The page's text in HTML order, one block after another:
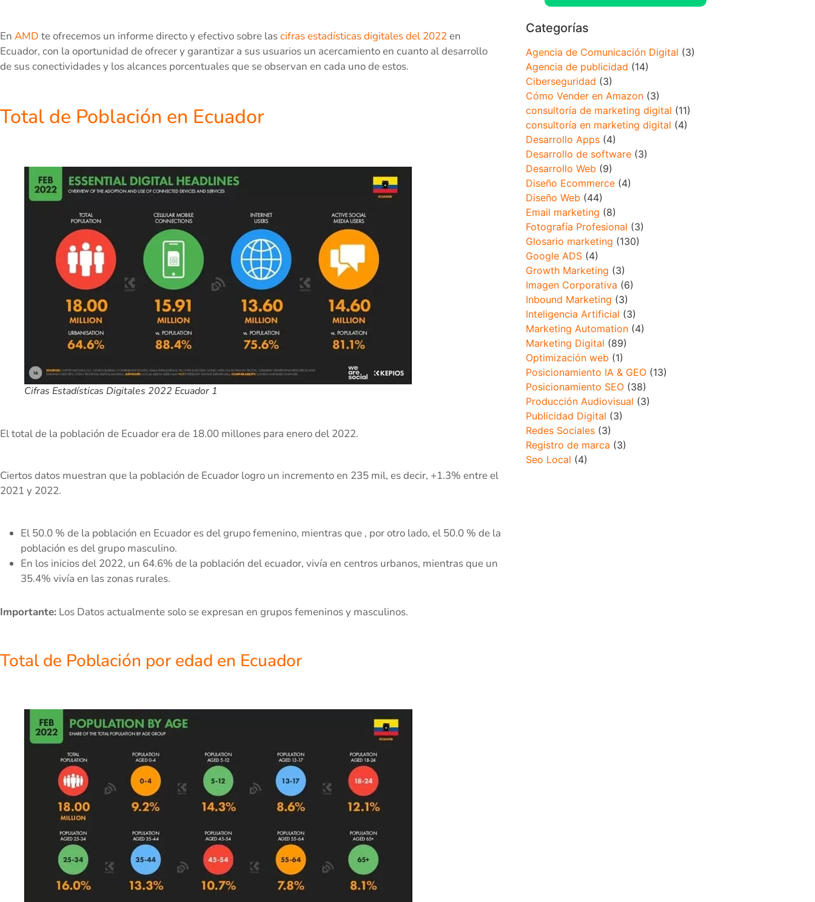
En AMD te ofrecemos un informe directo y efectivo sobre lascifras estadísticas digitales del 2022en
Ecuador, con la oportunidad de ofrecer y garantizar a sus usuarios un acercamiento en cuanto al desarrollo
de sus conectividades y los alcances porcentuales que se observan en cada uno de estos.
Total de Población en Ecuador
Cifras Estadísticas Digitales 2022 Ecuador 1
El total de la población de Ecuador era de 18.00 millones para enero del 2022.
Ciertos datos muestran que la población de Ecuador logro un incremento en 235 mil, es decir, +1.3% entre el
2021 y 2022.
El 50.0 % de la población en Ecuador es del grupo femenino, mientras que , por otro lado, el 50.0 % de la
población es del grupo masculino.
En los inicios del 2022, un 64.6% de la población del ecuador, vivía en centros urbanos, mientras que un
35.4% vivía en las zonas rurales.
Importante: Los Datos actualmente solo se expresan en grupos femeninos y masculinos.
Total de Población por edad en Ecuador
Categorías
Agencia de Comunicación Digital (3)
Agencia de publicidad (14)
Ciberseguridad (3)
Cómo Vender en Amazon(3)
consultoría de marketing digital (11)
consultoría en marketing digital (4)
Desarrollo Apps(4)
Desarrollo de software(3)
Desarrollo Web (9)
Diseño Ecommerce(4)
Diseño Web (44)
Email marketing (8)
Fotografía Profesional (3)
Glosario marketing (130)
Google ADS(4)
Growth Marketing (3)
Imagen Corporativa (6)
Inbound Marketing (3)
Inteligencia Artificial (3)
Marketing Automation(4)
Marketing Digital (89)
Optimización web (1)
Posicionamiento IA & GEO(13)
Posicionamiento SEO(38)
Producción Audiovisual (3)
Publicidad Digital (3)
Redes Sociales(3)
Registro de marca (3)
Seo Local (4)